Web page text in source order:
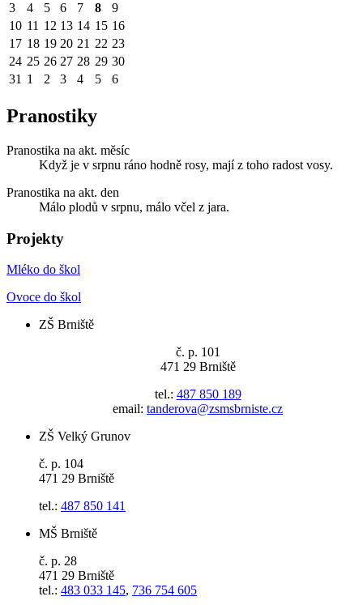
3
4 5 6 7 8
9
10 11 12 13 14 15 16
17 18 19 20 21 22 23
24 25 26 27 28 29 30
31 1 2 3 4 5 6
Pranostiky
Pranostika na akt. měsíc
Když je v srpnu ráno hodně rosy, mají z toho radost vosy.
Pranostika na akt. den
Málo plodů v srpnu, málo včel z jara.
Projekty
Mléko do škol
Ovoce do škol
ZŠ Brniště
č. p. 101
471 29 Brniště
tel.: 487 850 189
email: tanderova@zsmsbrniste.cz
ZŠ Velký Grunov
č. p. 104
471 29 Brniště
tel.: 487 850 141
MŠ Brniště
č. p. 28
471 29 Brniště
tel.: 483 033 145, 736 754 605